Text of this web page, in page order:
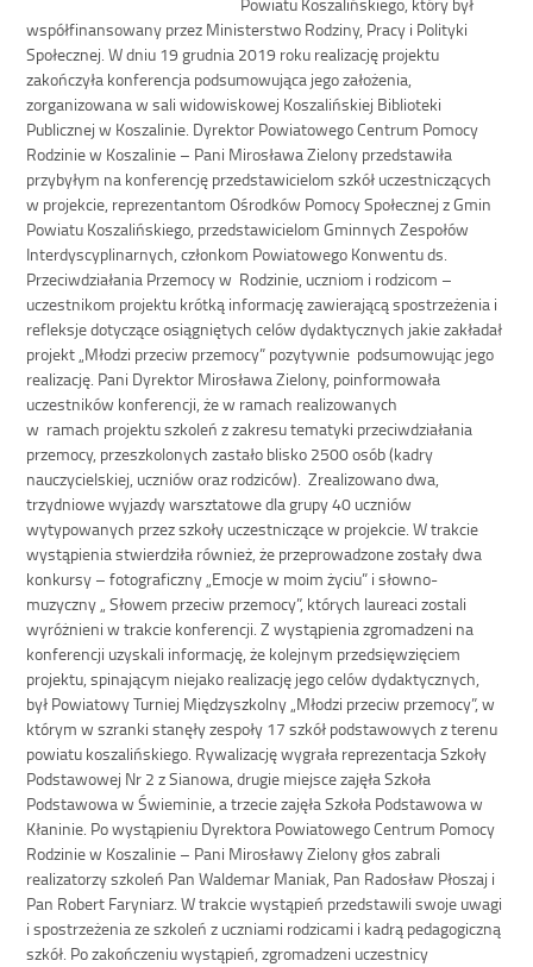
współfinansowany przez Ministerstwo Rodziny, Pracy i Polityki
Społecznej. W dniu 19 grudnia 2019 roku realizację projektu
zakończyła konferencja podsumowująca jego założenia,
zorganizowana w sali widowiskowej Koszalińskiej Biblioteki
Publicznej w Koszalinie. Dyrektor Powiatowego Centrum Pomocy
Rodzinie w Koszalinie – Pani Mirosława Zielony przedstawiła
przybyłym na konferencję przedstawicielom szkół uczestniczących
w projekcie, reprezentantom Ośrodków Pomocy Społecznej z Gmin
Powiatu Koszalińskiego, przedstawicielom Gminnych Zespołów
Interdyscyplinarnych, członkom Powiatowego Konwentu ds.
Przeciwdziałania Przemocy w Rodzinie, uczniom i rodzicom –
uczestnikom projektu krótką informację zawierającą spostrzeżenia i
refleksje dotyczące osiągniętych celów dydaktycznych jakie zakładał
projekt „Młodzi przeciw przemocy” pozytywnie podsumowując jego
realizację. Pani Dyrektor Mirosława Zielony, poinformowała
uczestników konferencji, że w ramach realizowanych
w ramach projektu szkoleń z zakresu tematyki przeciwdziałania
przemocy, przeszkolonych zastało blisko 2500 osób (kadry
nauczycielskiej, uczniów oraz rodziców). Zrealizowano dwa,
trzydniowe wyjazdy warsztatowe dla grupy 40 uczniów
wytypowanych przez szkoły uczestniczące w projekcie. W trakcie
wystąpienia stwierdziła również, że przeprowadzone zostały dwa
konkursy – fotograficzny „Emocje w moim życiu” i słowno-
muzyczny „ Słowem przeciw przemocy”, których laureaci zostali
wyróżnieni w trakcie konferencji. Z wystąpienia zgromadzeni na
konferencji uzyskali informację, że kolejnym przedsięwzięciem
projektu, spinającym niejako realizację jego celów dydaktycznych,
był Powiatowy Turniej Międzyszkolny „Młodzi przeciw przemocy”, w
którym w szranki stanęły zespoły 17 szkół podstawowych z terenu
powiatu koszalińskiego. Rywalizację wygrała reprezentacja Szkoły
Podstawowej Nr 2 z Sianowa, drugie miejsce zajęła Szkoła
Podstawowa w Świeminie, a trzecie zajęła Szkoła Podstawowa w
Kłaninie. Po wystąpieniu Dyrektora Powiatowego Centrum Pomocy
Rodzinie w Koszalinie – Pani Mirosławy Zielony głos zabrali
realizatorzy szkoleń Pan Waldemar Maniak, Pan Radosław Płoszaj i
Pan Robert Faryniarz. W trakcie wystąpień przedstawili swoje uwagi
i spostrzeżenia ze szkoleń z uczniami rodzicami i kadrą pedagogiczną
szkół. Po zakończeniu wystąpień, zgromadzeni uczestnicy